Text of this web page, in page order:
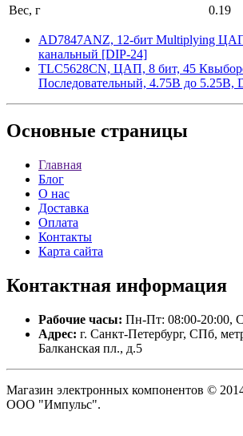
Вес, г
0.19
AD7847ANZ, 12-бит Multiplying
канальный [DIP-24]
TLC5628CN, ЦАП, 8 бит, 45
Последовательный, 4.75В до 5.25В,
Основные страницы
Главная
Блог
О нас
Доставка
Оплата
Контакты
Карта сайта
Контактная информация
Рабочие часы: Пн-Пт: 08:00-20:00,
Адрес: г. Санкт-Петербург, СПб,
Балканская пл., д.5
Магазин электронных компонентов ©
ООО "Импульс".